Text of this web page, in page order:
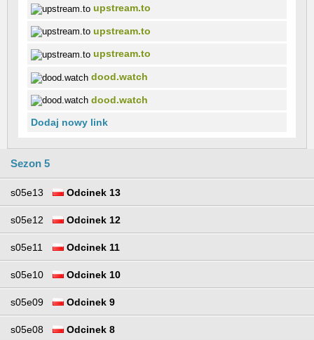
upstream.to
upstream.to
upstream.to
dood.watch
dood.watch
Dodaj nowy link
Sezon 5
s05e13 Odcinek 13
s05e12 Odcinek 12
s05e11 Odcinek 11
s05e10 Odcinek 10
s05e09 Odcinek 9
s05e08 Odcinek 8